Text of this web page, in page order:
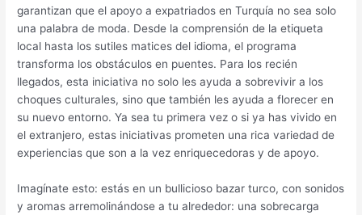
garantizan que el apoyo a expatriados en Turquía no sea solo
una palabra de moda. Desde la comprensión de la etiqueta
local hasta los sutiles matices del idioma, el programa
transforma los obstáculos en puentes. Para los recién
llegados, esta iniciativa no solo les ayuda a sobrevivir a los
choques culturales, sino que también les ayuda a florecer en
su nuevo entorno. Ya sea tu primera vez o si ya has vivido en
el extranjero, estas iniciativas prometen una rica variedad de
experiencias que son a la vez enriquecedoras y de apoyo.
Imagínate esto: estás en un bullicioso bazar turco, con sonidos
y aromas arremolinándose a tu alrededor: una sobrecarga